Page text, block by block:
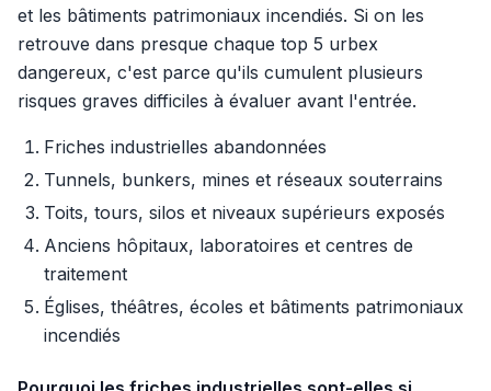
et les bâtiments patrimoniaux incendiés. Si on les
retrouve dans presque chaque top 5 urbex
dangereux, c'est parce qu'ils cumulent plusieurs
risques graves difficiles à évaluer avant l'entrée.
Friches industrielles abandonnées
Tunnels, bunkers, mines et réseaux souterrains
Toits, tours, silos et niveaux supérieurs exposés
Anciens hôpitaux, laboratoires et centres de
traitement
Églises, théâtres, écoles et bâtiments patrimoniaux
incendiés